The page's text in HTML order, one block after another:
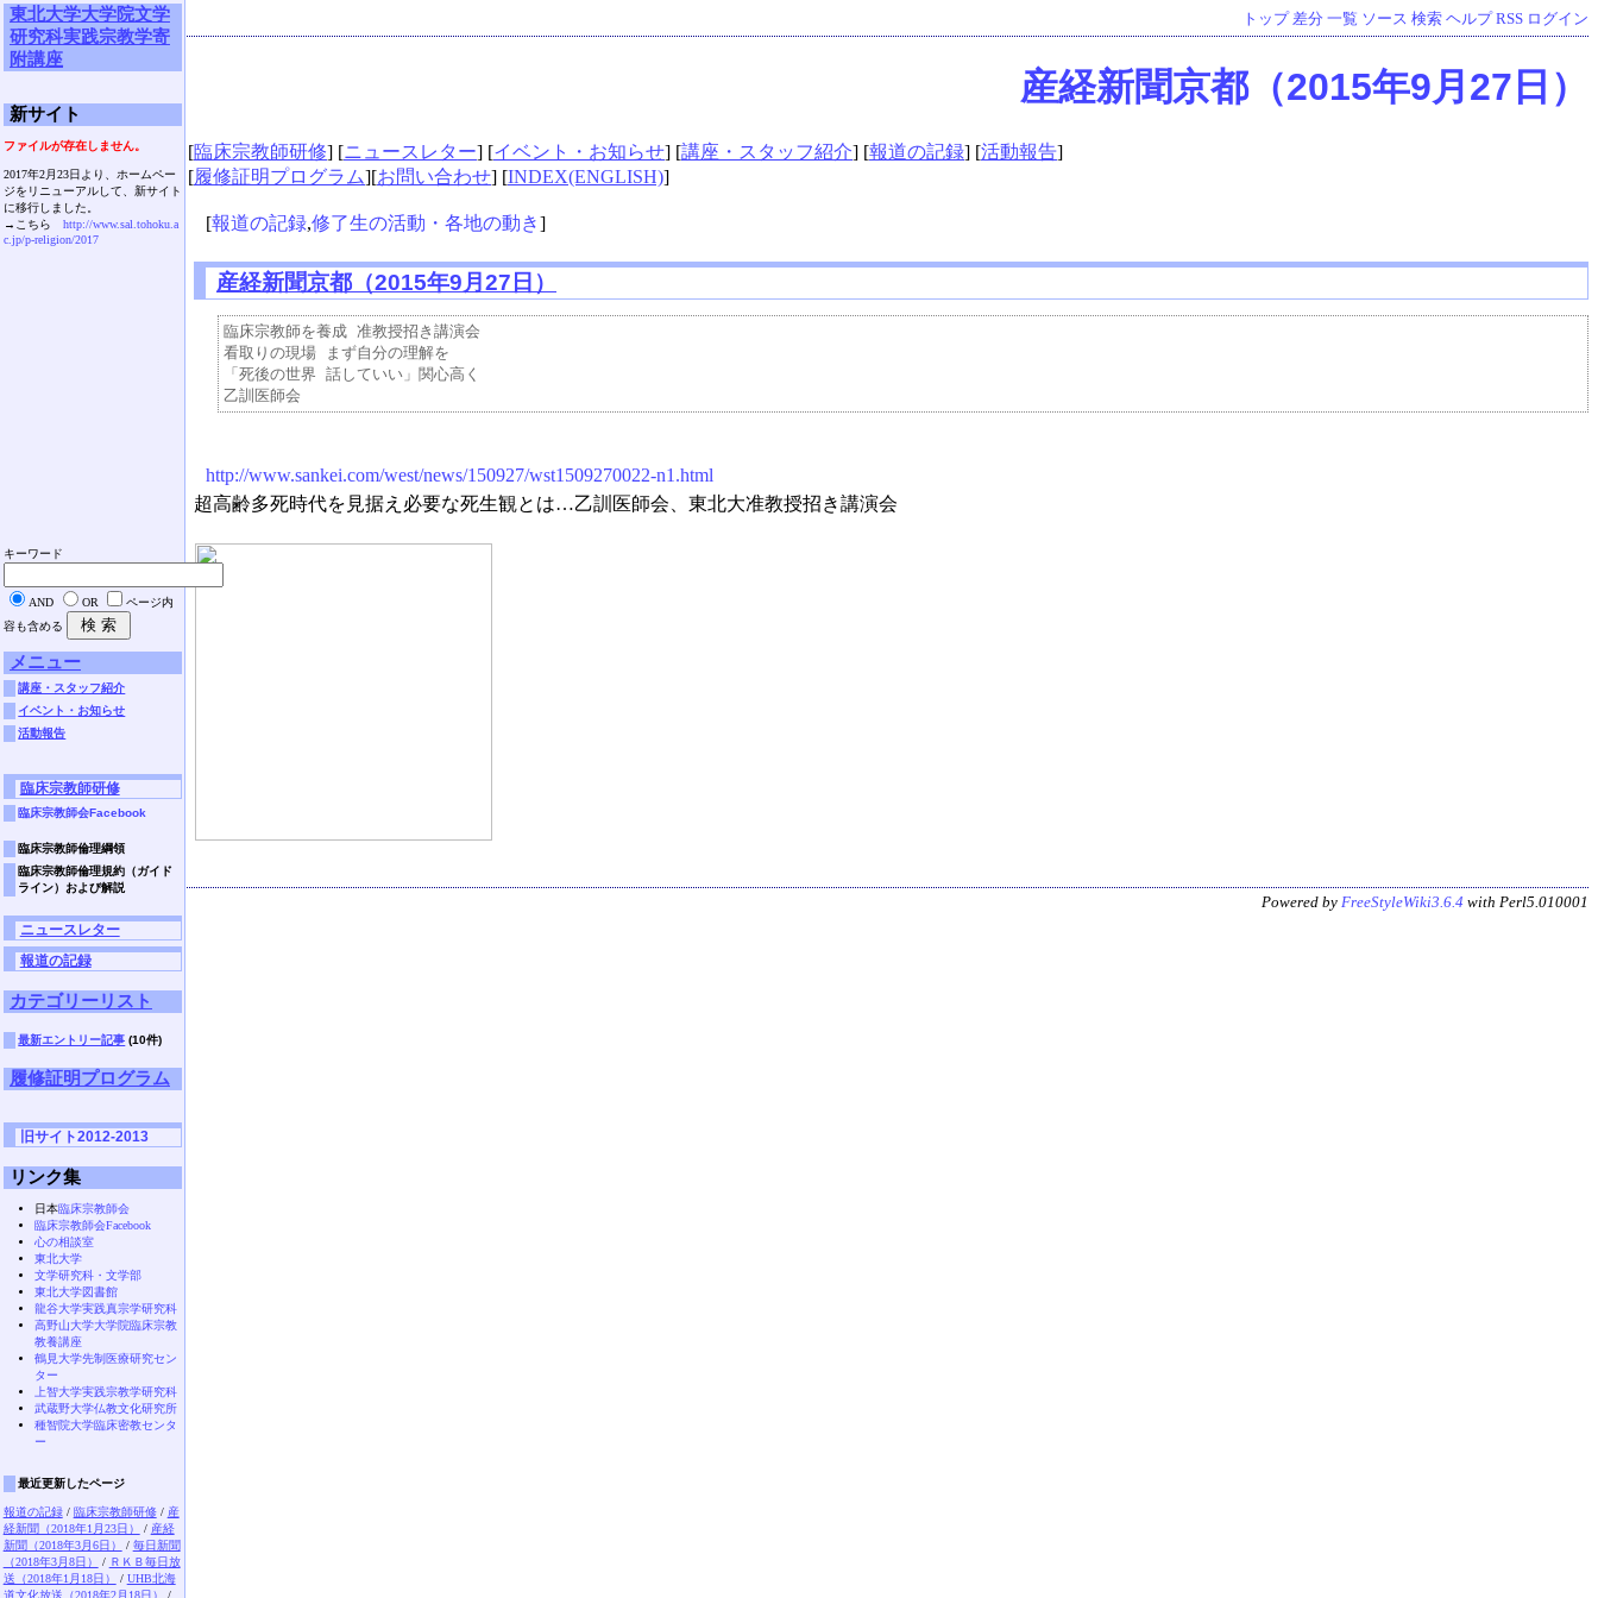
トップ 差分 一覧 ソース 検索 ヘルプ RSS ログイン
産経新聞京都（2015年9月27日）
[臨床宗教師研修] [ニュースレター] [イベント・お知らせ] [講座・スタッフ紹介] [報道の記録] [活動報告]
[履修証明プログラム][お問い合わせ] [INDEX(ENGLISH)]
[報道の記録,修了生の活動・各地の動き]
産経新聞京都（2015年9月27日）
臨床宗教師を養成 准教授招き講演会
看取りの現場 まず自分の理解を
「死後の世界 話していい」関心高く
http://www.sankei.com/west/news/150927/wst1509270022-n1.html
超高齢多死時代を見据え必要な死生観とは…乙訓医師会、東北大准教授招き講演会
東北大学大学院文学
研究科実践宗教学寄
附講座
新サイト
ファイルが存在しません。
2017年2月23日より、ホームペー
ジをリニューアルして、新サイト
に移行しました。
→こちら http://www.sal.tohoku.a
c.jp/p-religion/2017
キーワード
AND OR
ページ内
容も含める
メニュー
講座・スタッフ紹介
イベント・お知らせ
活動報告
臨床宗教師研修
臨床宗教師会Facebook
臨床宗教師倫理綱領
臨床宗教師倫理規約（ガイド
ライン）および解説
ニュースレター
報道の記録
カテゴリーリスト
最新エントリー記事 (10件)
履修証明プログラム
旧サイト2012-2013
リンク集
日本臨床宗教師会
臨床宗教師会Facebook
心の相談室
東北大学
文学研究科・文学部
東北大学図書館
龍谷大学実践真宗学研究科
高野山大学大学院臨床宗教
教養講座
鶴見大学先制医療研究セン
ター
上智大学実践宗教学研究科
武蔵野大学仏教文化研究所
種智院大学臨床密教センタ
ー
最近更新したページ
報道の記録/ 臨床宗教師研修/ 産
経新聞（2018年1月23日）
/ 産経
新聞（2018年3月6日）
/ 毎日新聞
（2018年3月8日）
/ ＲＫＢ毎日放
送（2018年1月18日）
/ UHB北海
道文化放送（2018年2月18日）
/
Powered by FreeStyleWiki3.6.4 with Perl5.010001